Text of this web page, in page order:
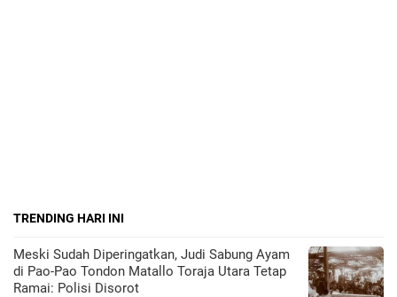
TRENDING HARI INI
Meski Sudah Diperingatkan, Judi Sabung Ayam
di Pao-Pao Tondon Matallo Toraja Utara Tetap
Ramai: Polisi Disorot